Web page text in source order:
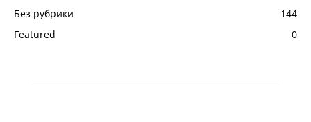
Без рубрики
144
Featured
0